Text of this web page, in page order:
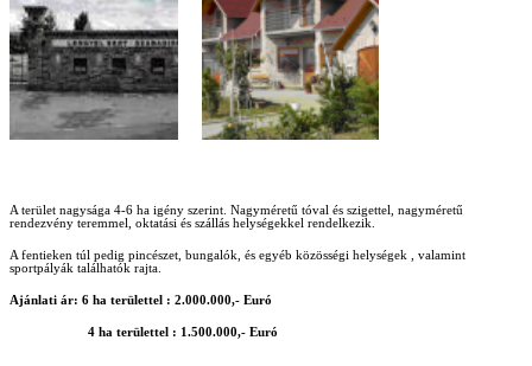
A terület nagysága 4-6 ha igény szerint. Nagyméretű tóval és szigettel, nagyméretű
rendezvény teremmel, oktatási és szállás helységekkel rendelkezik.
A fentieken túl pedig pincészet, bungalók, és egyéb közösségi helységek , valamint
sportpályák találhatók rajta.
Ajánlati ár: 6 ha területtel : 2.000.000,- Euró
4 ha területtel : 1.500.000,- Euró